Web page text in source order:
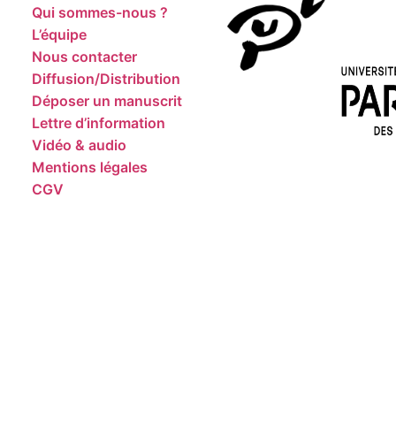
Qui sommes-nous ?
L’équipe
Nous contacter
Diffusion/Distribution
Déposer un manuscrit
Lettre d’information
Vidéo & audio
Mentions légales
CGV